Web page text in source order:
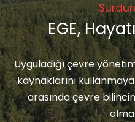
EGE,
Uyguladığı çevre
kaynaklarını
arasında çevre